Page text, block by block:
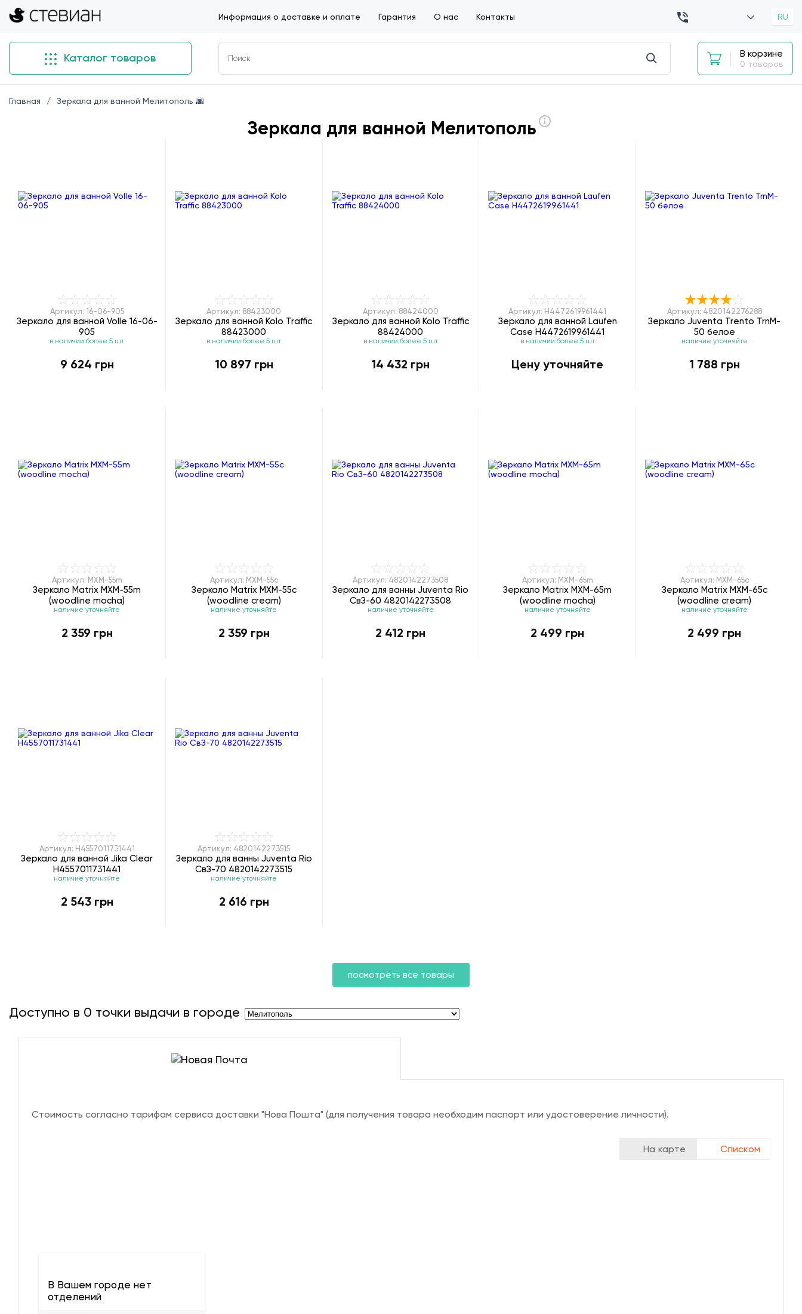
Информация о доставке и оплате Гарантия О нас Контакты RU
Каталог товаров В корзине
0 товаров
Главная Зеркала для ванной Мелитополь 🌆
Зеркала для ванной Мелитополь
Артикул: 16-06-905
Зеркало для ванной Volle 16-06-
905
в наличии более 5 шт
9 624 грн
Артикул: 88423000
Зеркало для ванной Kolo Traffic
88423000
в наличии более 5 шт
10 897 грн
Артикул: 88424000
Зеркало для ванной Kolo Traffic
88424000
в наличии более 5 шт
14 432 грн
Артикул: H4472619961441
Зеркало для ванной Laufen
Case H4472619961441
в наличии более 5 шт
Цену уточняйте
Артикул: 4820142276288
Зеркало Juventa Trento TrnM-
50 белое
наличие уточняйте
1 788 грн
Артикул: MXM-55m
Зеркало Matrix MXM-55m
(woodline mocha)
наличие уточняйте
2 359 грн
Артикул: MXM-55с
Зеркало Matrix MXM-55с
(woodline cream)
наличие уточняйте
2 359 грн
Артикул: 4820142273508
Зеркало для ванны Juventa Rio
СвЗ-60 4820142273508
наличие уточняйте
2 412 грн
Артикул: MXM-65m
Зеркало Matrix MXM-65m
(woodline mocha)
наличие уточняйте
2 499 грн
Артикул: MXM-65с
Зеркало Matrix MXM-65с
(woodline cream)
наличие уточняйте
2 499 грн
Артикул: H4557011731441
Зеркало для ванной Jika Clear
H4557011731441
наличие уточняйте
2 543 грн
Артикул: 4820142273515
Зеркало для ванны Juventa Rio
СвЗ-70 4820142273515
наличие уточняйте
2 616 грн
посмотреть все товары
Доступно в 0 точки выдачи в городе
Стоимость согласно тарифам сервиса доставки "Нова Пошта" (для получения товара необходим паспорт или удостоверение личности).
На карте Списком
В Вашем городе нет
отделений